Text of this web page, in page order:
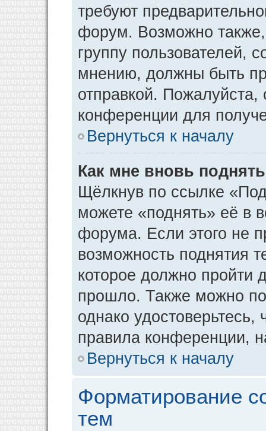
требуют
форум. Возможно
группу пользователей,
мнению, должны быть
отправкой.
конференции для
Вернуться к началу
Как мне вновь
Щёлкнув по ссылке
можете «поднять» её в
форума. Если этого не
возможность поднятия
которое должно пройти
прошло. Также можно
однако
правила конференции,
Вернуться к началу
Форматирование
тем